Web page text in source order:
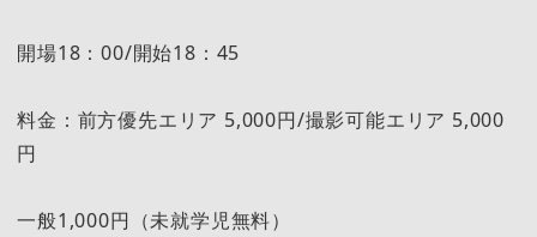
開場18：00/開始18：45
料金：前方優先エリア 5,000円/撮影可能エリア 5,000
円
一般1,000円（未就学児無料）